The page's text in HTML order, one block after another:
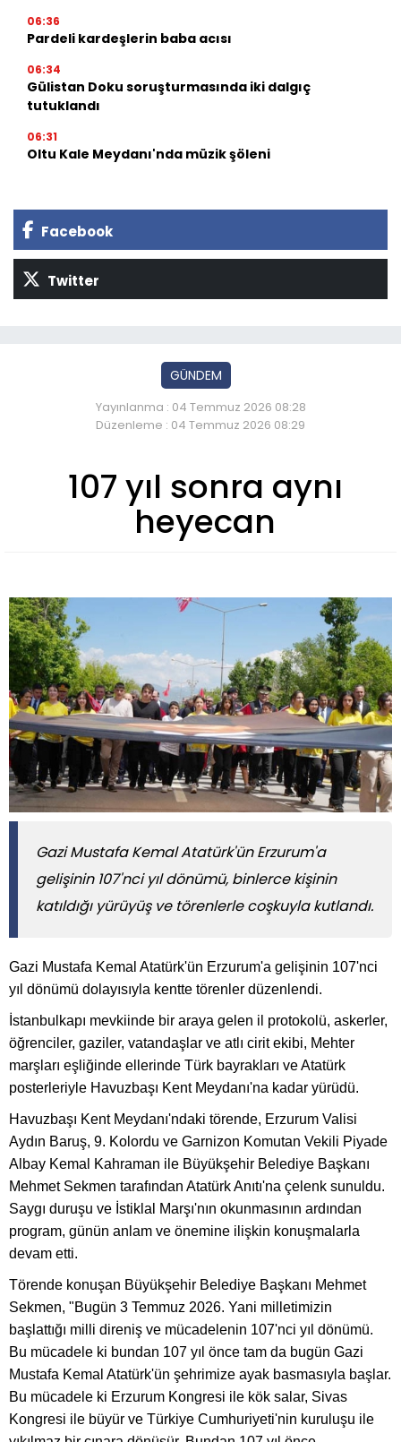
06:36
Pardeli kardeşlerin baba acısı
06:34
Gülistan Doku soruşturmasında iki dalgıç
tutuklandı
06:31
Oltu Kale Meydanı'nda müzik şöleni
Facebook
Twitter
GÜNDEM
Yayınlanma : 04 Temmuz 2026 08:28
Düzenleme : 04 Temmuz 2026 08:29
107 yıl sonra aynı
heyecan
Gazi Mustafa Kemal Atatürk'ün Erzurum'a
gelişinin 107'nci yıl dönümü, binlerce kişinin
katıldığı yürüyüş ve törenlerle coşkuyla kutlandı.
Gazi Mustafa Kemal Atatürk'ün Erzurum'a gelişinin 107'nci
yıl dönümü dolayısıyla kentte törenler düzenlendi.
İstanbulkapı mevkiinde bir araya gelen il protokolü, askerler,
öğrenciler, gaziler, vatandaşlar ve atlı cirit ekibi, Mehter
marşları eşliğinde ellerinde Türk bayrakları ve Atatürk
posterleriyle Havuzbaşı Kent Meydanı'na kadar yürüdü.
Havuzbaşı Kent Meydanı'ndaki törende, Erzurum Valisi
Aydın Baruş, 9. Kolordu ve Garnizon Komutan Vekili Piyade
Albay Kemal Kahraman ile Büyükşehir Belediye Başkanı
Mehmet Sekmen tarafından Atatürk Anıtı'na çelenk sunuldu.
Saygı duruşu ve İstiklal Marşı'nın okunmasının ardından
program, günün anlam ve önemine ilişkin konuşmalarla
devam etti.
Törende konuşan Büyükşehir Belediye Başkanı Mehmet
Sekmen, "Bugün 3 Temmuz 2026. Yani milletimizin
başlattığı milli direniş ve mücadelenin 107'nci yıl dönümü.
Bu mücadele ki bundan 107 yıl önce tam da bugün Gazi
Mustafa Kemal Atatürk'ün şehrimize ayak basmasıyla başlar.
Bu mücadele ki Erzurum Kongresi ile kök salar, Sivas
Kongresi ile büyür ve Türkiye Cumhuriyeti'nin kuruluşu ile